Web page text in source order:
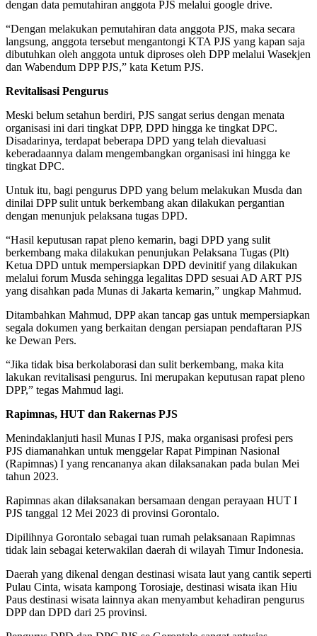
dengan data pemutahiran anggota PJS melalui google drive.
“Dengan melakukan pemutahiran data anggota PJS, maka secara
langsung, anggota tersebut mengantongi KTA PJS yang kapan saja
dibutuhkan oleh anggota untuk diproses oleh DPP melalui Wasekjen
dan Wabendum DPP PJS,” kata Ketum PJS.
Revitalisasi Pengurus
Meski belum setahun berdiri, PJS sangat serius dengan menata
organisasi ini dari tingkat DPP, DPD hingga ke tingkat DPC.
Disadarinya, terdapat beberapa DPD yang telah dievaluasi
keberadaannya dalam mengembangkan organisasi ini hingga ke
tingkat DPC.
Untuk itu, bagi pengurus DPD yang belum melakukan Musda dan
dinilai DPP sulit untuk berkembang akan dilakukan pergantian
dengan menunjuk pelaksana tugas DPD.
“Hasil keputusan rapat pleno kemarin, bagi DPD yang sulit
berkembang maka dilakukan penunjukan Pelaksana Tugas (Plt)
Ketua DPD untuk mempersiapkan DPD devinitif yang dilakukan
melalui forum Musda sehingga legalitas DPD sesuai AD ART PJS
yang disahkan pada Munas di Jakarta kemarin,” ungkap Mahmud.
Ditambahkan Mahmud, DPP akan tancap gas untuk mempersiapkan
segala dokumen yang berkaitan dengan persiapan pendaftaran PJS
ke Dewan Pers.
“Jika tidak bisa berkolaborasi dan sulit berkembang, maka kita
lakukan revitalisasi pengurus. Ini merupakan keputusan rapat pleno
DPP,” tegas Mahmud lagi.
Rapimnas, HUT dan Rakernas PJS
Menindaklanjuti hasil Munas I PJS, maka organisasi profesi pers
PJS diamanahkan untuk menggelar Rapat Pimpinan Nasional
(Rapimnas) I yang rencananya akan dilaksanakan pada bulan Mei
tahun 2023.
Rapimnas akan dilaksanakan bersamaan dengan perayaan HUT I
PJS tanggal 12 Mei 2023 di provinsi Gorontalo.
Dipilihnya Gorontalo sebagai tuan rumah pelaksanaan Rapimnas
tidak lain sebagai keterwakilan daerah di wilayah Timur Indonesia.
Daerah yang dikenal dengan destinasi wisata laut yang cantik seperti
Pulau Cinta, wisata kampong Torosiaje, destinasi wisata ikan Hiu
Paus destinasi wisata lainnya akan menyambut kehadiran pengurus
DPP dan DPD dari 25 provinsi.